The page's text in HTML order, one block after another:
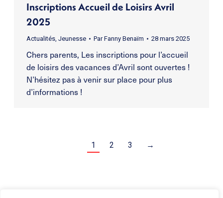
Inscriptions Accueil de Loisirs Avril
2025
Actualités, Jeunesse ParFanny Benaïm 28 mars 2025
Chers parents, Les inscriptions pour l’accueil
de loisirs des vacances d’Avril sont ouvertes !
N’hésitez pas à venir sur place pour plus
d’informations !
1 2 3 →